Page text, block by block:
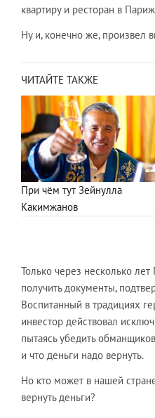
квартиру и ресторан в
Ну и, конечно же, произвел
ЧИТАЙТЕ ТАКЖЕ
При чём тут Зейнулла
Какимжанов
Только через несколько
получить документы,
Воспитанный в традициях
инвестор действовал
пытаясь убедить
и что деньги надо вернуть.
Но кто может в нашей
вернуть деньги?